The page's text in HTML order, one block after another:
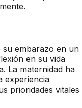
su embarazo en un
en su vida
La maternidad ha
experiencia
prioridades vitales